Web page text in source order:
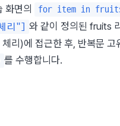
화면의 for item in
리"] 와 같이 정의된 fruits
를 수행합니다.